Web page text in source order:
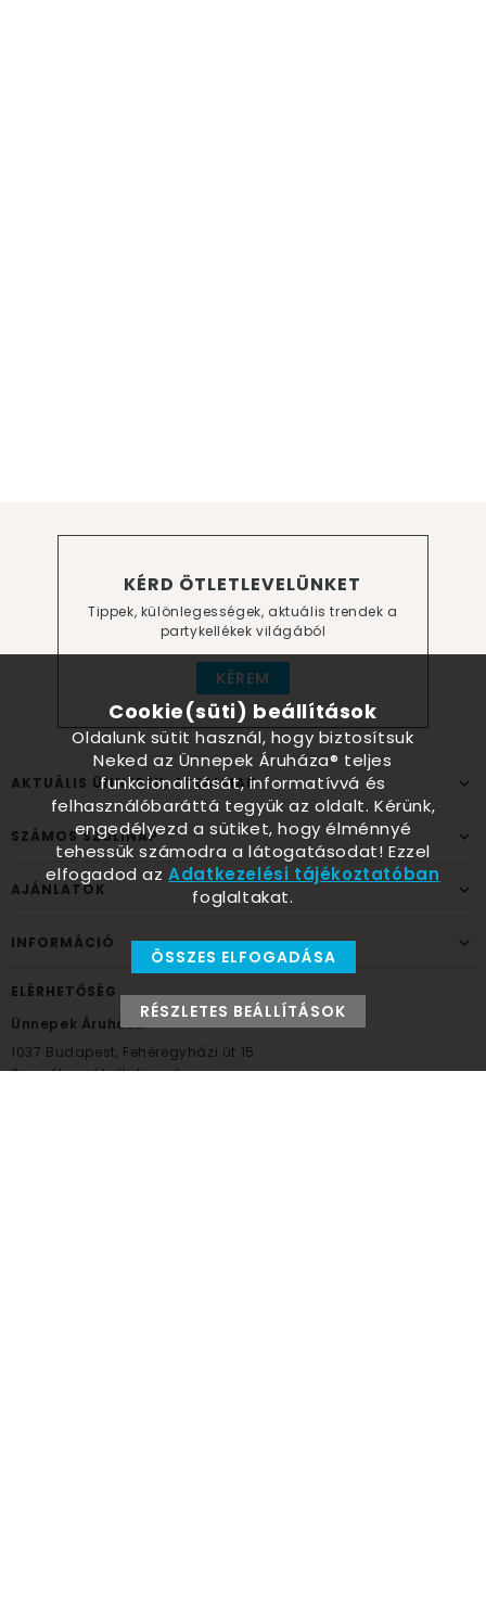
KÉRD ÖTLETLEVELÜNKET
Tippek, különlegességek, aktuális trendek a
partykellékek világából
KÉREM
AKTUÁLIS ÜNNEPEK, ALKALMAK
SZÁMOS SZÜLINAP
AJÁNLATOK
INFORMÁCIÓ
ELÉRHETŐSÉG
Ünnepek Áruháza
1037 Budapest, Fehéregyházi út 15.
Személyes átvételi pont
Cookie(süti) beállítások
Oldalunk sütit használ, hogy biztosítsuk
Neked az Ünnepek Áruháza® teljes
funkcionalitását, informatívvá és
felhasználóbaráttá tegyük az oldalt. Kérünk,
engedélyezd a sütiket, hogy élménnyé
tehessük számodra a látogatásodat! Ezzel
elfogadod azAdatkezelési tájékoztatóban
foglaltakat.
ÖSSZES ELFOGADÁSA
RÉSZLETES BEÁLLÍTÁSOK